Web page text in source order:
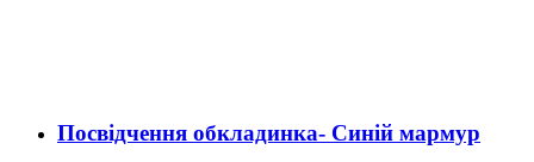
Посвідчення обкладинка- Синій мармур